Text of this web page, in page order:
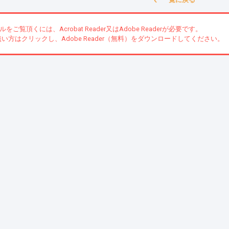
をご覧頂くには、Acrobat Reader又はAdobe Readerが必要です。
方はクリックし、Adobe Reader（無料）をダウンロードしてください。